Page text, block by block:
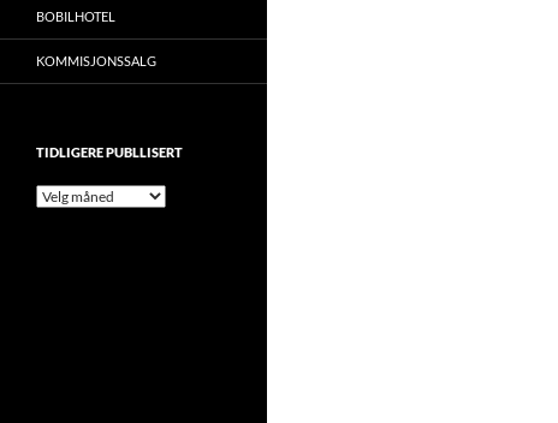
BOBILHOTEL
KOMMISJONSSALG
TIDLIGERE PUBLLISERT
Tidligere